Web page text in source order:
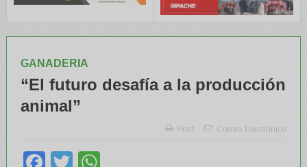
GANADERIA
“El futuro desafía a la producción
animal”
Print Correo Electrónico
Facebook
Twitter